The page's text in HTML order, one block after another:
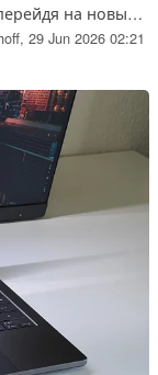
на новый
с
29 Jun 2026 02:21